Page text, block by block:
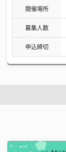
開催場所
募集人数
申込締切